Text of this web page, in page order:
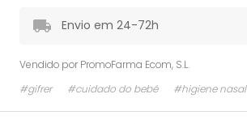
Envio em 24-72h
Vendido por PromoFarma Ecom, S.L.
#gifrer
#cuidado do bebé #higiene nasal